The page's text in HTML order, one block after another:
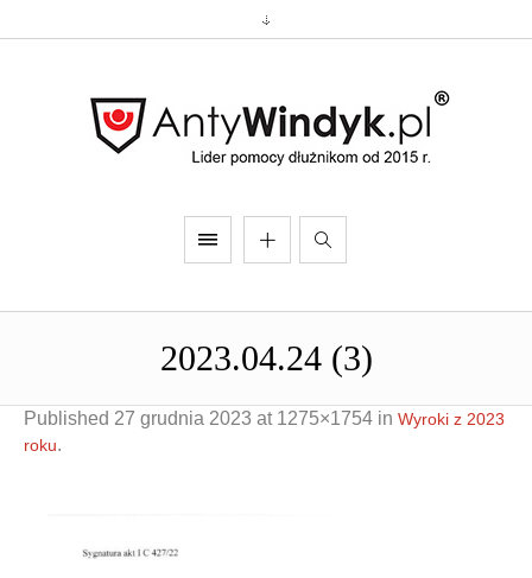
2023.04.24 (3)
Published 27 grudnia 2023 at 1275×1754 in Wyroki z 2023
roku.